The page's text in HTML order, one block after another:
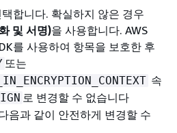
합니다. 확실하지 않은 경우
및 서명)을 사용합니다. AWS
를 사용하여 항목을 보호한 후
또는
속
로 변경할 수 없습니다
음과 같이 안전하게 변경할 수